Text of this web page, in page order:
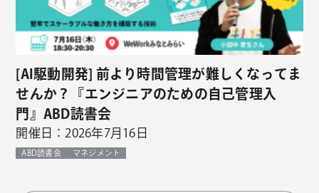
[AI駆動開発] 前より時間管理が難しくなってま
せんか？『エンジニアのための自己管理入
門』ABD読書会
開催日：2026年7月16日
ABD読書会 マネジメント